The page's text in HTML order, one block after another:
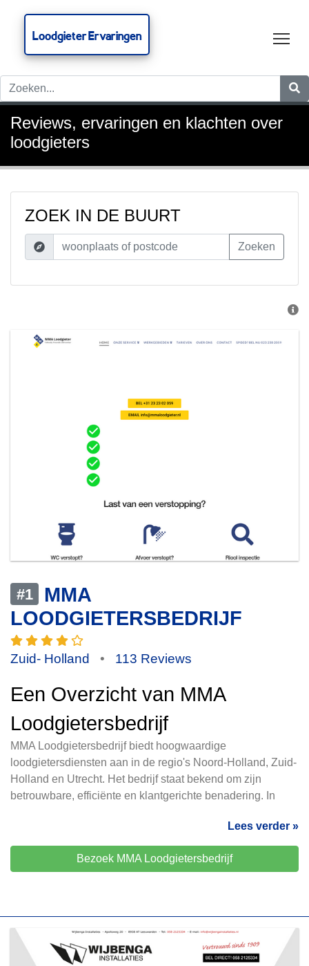
Loodgieter Ervaringen
Reviews, ervaringen en klachten over
loodgieters
ZOEK IN DE BUURT
#1
MMA
LOODGIETERSBEDRIJF
Zuid- Holland • 113 Reviews
Een Overzicht van MMA
Loodgietersbedrijf
MMA Loodgietersbedrijf biedt hoogwaardige
loodgietersdiensten aan in de regio's Noord-Holland, Zuid-
Holland en Utrecht. Het bedrijf staat bekend om zijn
betrouwbare, efficiënte en klantgerichte benadering. In
Lees verder »
Bezoek MMA Loodgietersbedrijf